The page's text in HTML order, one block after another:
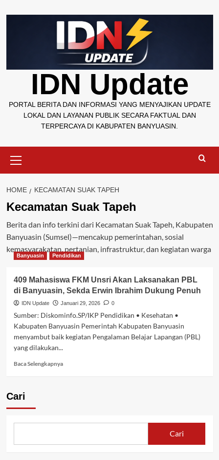
to
IDN Update
PORTAL BERITA DAN INFORMASI YANG MENYAJIKAN UPDATE
LOKAL DAN LAYANAN PUBLIK SECARA FAKTUAL DAN
TERPERCAYA DI KABUPATEN BANYUASIN.
Menu
HOME KECAMATAN SUAK TAPEH
Kecamatan Suak Tapeh
Berita dan info terkini dari Kecamatan Suak Tapeh, Kabupaten
Banyuasin (Sumsel)—mencakup pemerintahan, sosial
kemasyarakatan, pertanian, infrastruktur, dan kegiatan warga
Banyuasin Pendidikan
409 Mahasiswa FKM Unsri Akan Laksanakan PBL
di Banyuasin, Sekda Erwin Ibrahim Dukung Penuh
IDN Update Januari 29, 2026 0
Sumber: Diskominfo.SP/IKP Pendidikan • Kesehatan •
Kabupaten Banyuasin Pemerintah Kabupaten Banyuasin
menyambut baik kegiatan Pengalaman Belajar Lapangan (PBL)
yang dilakukan...
Baca SelengkapnyaBaca
PBL
Cari
Cari